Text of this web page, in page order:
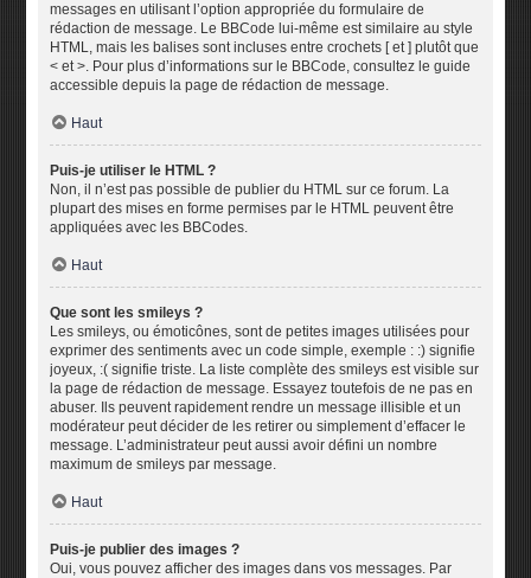
messages en utilisant l’option appropriée du formulaire de
rédaction de message. Le BBCode lui-même est similaire au style
HTML, mais les balises sont incluses entre crochets [ et ] plutôt que
< et >. Pour plus d’informations sur le BBCode, consultez le guide
accessible depuis la page de rédaction de message.
Haut
Puis-je utiliser le HTML ?
Non, il n’est pas possible de publier du HTML sur ce forum. La
plupart des mises en forme permises par le HTML peuvent être
appliquées avec les BBCodes.
Haut
Que sont les smileys ?
Les smileys, ou émoticônes, sont de petites images utilisées pour
exprimer des sentiments avec un code simple, exemple : :) signifie
joyeux, :( signifie triste. La liste complète des smileys est visible sur
la page de rédaction de message. Essayez toutefois de ne pas en
abuser. Ils peuvent rapidement rendre un message illisible et un
modérateur peut décider de les retirer ou simplement d’effacer le
message. L’administrateur peut aussi avoir défini un nombre
maximum de smileys par message.
Haut
Puis-je publier des images ?
Oui, vous pouvez afficher des images dans vos messages. Par